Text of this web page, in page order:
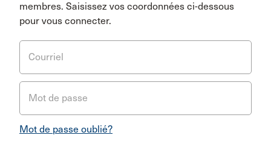
membres. Saisissez vos coordonnées ci-dessous
pour vous connecter.
Courriel
Mot de passe
Mot de passe oublié?